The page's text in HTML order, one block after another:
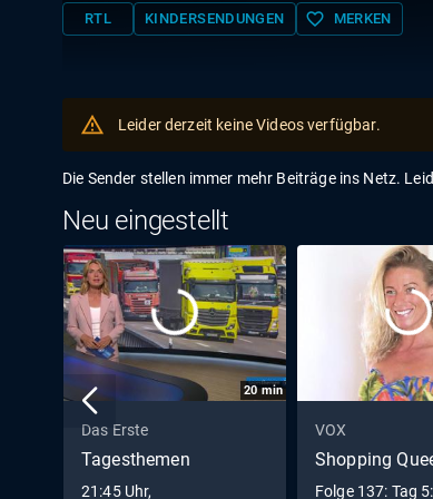
RTL KINDERSENDUNGEN favorite_border MERKEN
Leider derzeit keine Videos verfügbar.
Die Sender stellen immer mehr Beiträge ins Netz.
Neu eingestellt
20min
Das Erste
Tagesthemen
21:45 Uhr,
VOX
Shopping
Folge 137: Tag